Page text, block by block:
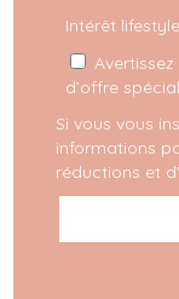
Intérêt
d’offre
Si vous vous
informations
réductions et